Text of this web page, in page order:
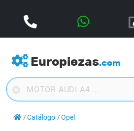
Europiezas.com
Catálogo Opel